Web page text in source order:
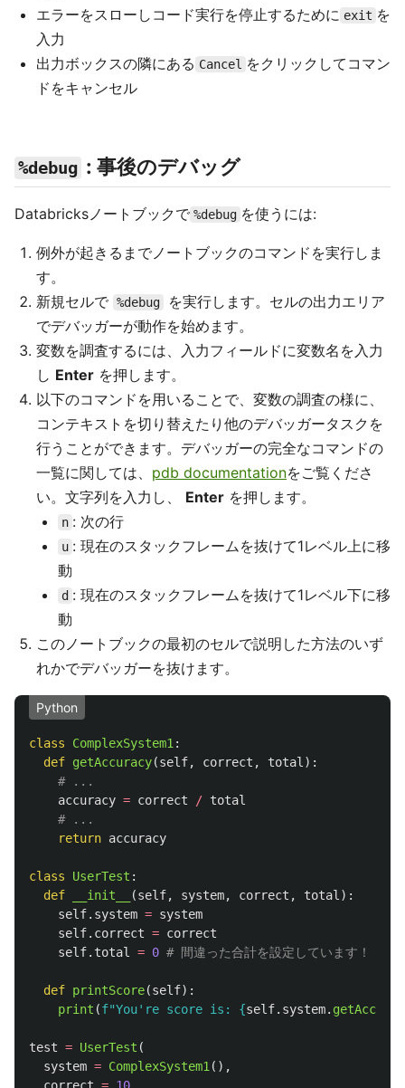
エラーをスローしコード実行を停止するために exit を
入力
出力ボックスの隣にある Cancel をクリックしてコマン
ドをキャンセル
%debug : 事後のデバッグ
Databricksノートブックで %debug を使うには:
例外が起きるまでノートブックのコマンドを実行しま
す。
新規セルで %debug
を実行します。セルの出力エリア
でデバッガーが動作を始めます。
変数を調査するには、入力フィールドに変数名を入力
し Enter を押します。
以下のコマンドを用いることで、変数の調査の様に、
コンテキストを切り替えたり他のデバッガータスクを
行うことができます。デバッガーの完全なコマンドの
一覧に関しては、 pdb documentationをご覧くださ
い。文字列を入力し、 Enter を押します。
n : 次の行
u : 現在のスタックフレームを抜けて1レベル上に移
動
d : 現在のスタックフレームを抜けて1レベル下に移
動
このノートブックの最初のセルで説明した方法のいず
れかでデバッガーを抜けます。
Python
class ComplexSystem1 :
def getAccuracy(self, correct , total ):
accuracy = correct / total
return accuracy
class UserTest :
def
__init__ (self, system, correct , total ):
self. system = system
self. correct = correct
self. total = 0
def printScore(self):
print (f"You' re score is: {self. system.
test = UserTest (
system = ComplexSystem1 (),